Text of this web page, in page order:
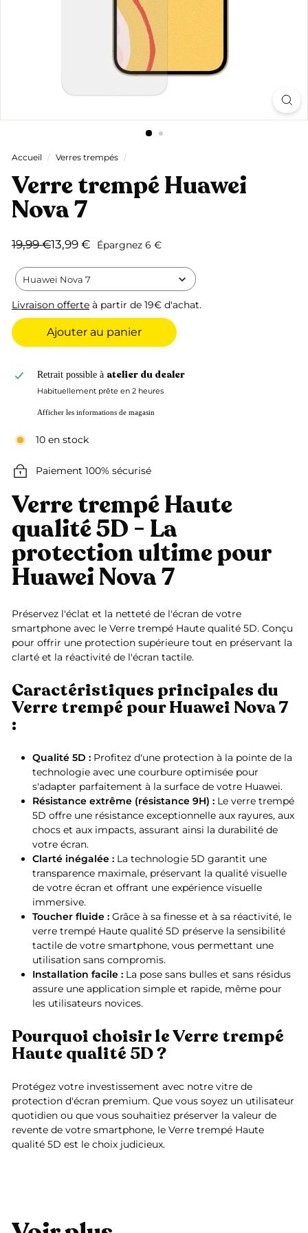
Accueil / Verres trempés /
Verre trempé Huawei
Nova 7
Prix
19,99 €19,99
Prix
13,99 €13,99
Épargnez 6 €
Huawei Nova 7
Livraison offerte à partir de 19€ d'achat.
Ajouter au panier
Retrait possible à atelier du dealer
Habituellement prête en 2 heures
Afficher les informations de magasin
10 en stock
Paiement 100% sécurisé
Verre trempé Haute
qualité 5D - La
protection ultime pour
Huawei Nova 7
Préservez l'éclat et la netteté de l'écran de votre
smartphone avec le Verre trempé Haute qualité 5D. Conçu
pour offrir une protection supérieure tout en préservant la
clarté et la réactivité de l'écran tactile.
Caractéristiques principales du
Verre trempé pour Huawei Nova 7
:
Qualité 5D : Profitez d'une protection à la pointe de la
technologie avec une courbure optimisée pour
s'adapter parfaitement à la surface de votre Huawei.
Résistance extrême (résistance 9H) : Le verre trempé
5D offre une résistance exceptionnelle aux rayures, aux
chocs et aux impacts, assurant ainsi la durabilité de
votre écran.
Clarté inégalée : La technologie 5D garantit une
transparence maximale, préservant la qualité visuelle
de votre écran et offrant une expérience visuelle
immersive.
Toucher fluide : Grâce à sa finesse et à sa réactivité, le
verre trempé Haute qualité 5D préserve la sensibilité
tactile de votre smartphone, vous permettant une
utilisation sans compromis.
Installation facile : La pose sans bulles et sans résidus
assure une application simple et rapide, même pour
les utilisateurs novices.
Pourquoi choisir le Verre trempé
Haute qualité 5D ?
Protégez votre investissement avec notre vitre de
protection d'écran premium. Que vous soyez un utilisateur
quotidien ou que vous souhaitiez préserver la valeur de
revente de votre smartphone, le Verre trempé Haute
qualité 5D est le choix judicieux.